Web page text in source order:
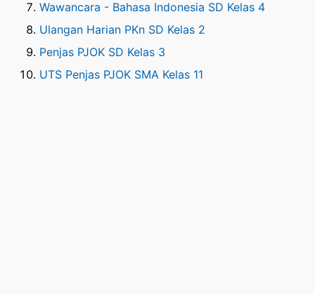
Wawancara - Bahasa Indonesia SD Kelas 4
Ulangan Harian PKn SD Kelas 2
Penjas PJOK SD Kelas 3
UTS Penjas PJOK SMA Kelas 11